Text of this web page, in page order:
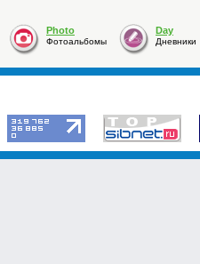
Photo
Фотоальбомы
Day
Дневники